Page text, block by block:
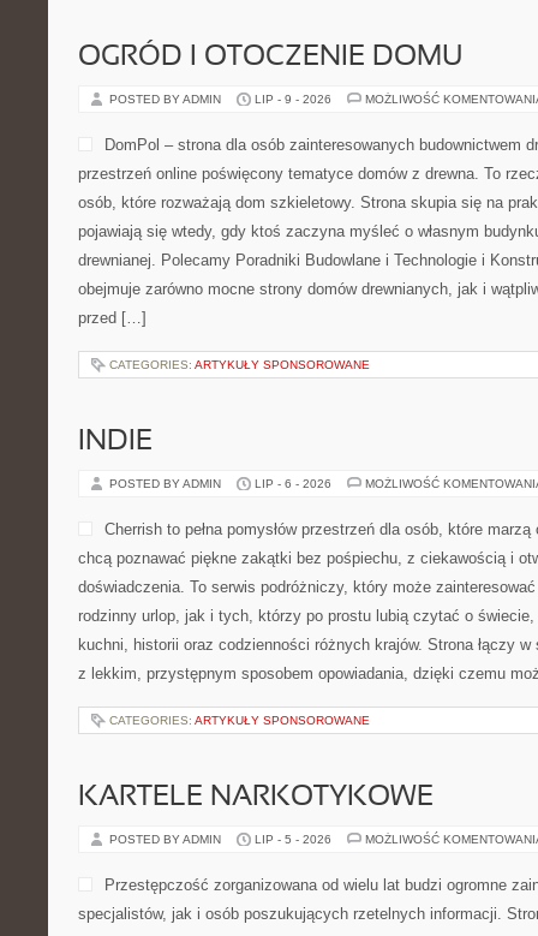
OGRÓD I OTOCZENIE DOMU
POSTED BY ADMIN LIP - 9 - 2026 MOŻLIWOŚĆ
DomPol – strona dla osób zainteresowanych budownictwem
przestrzeń online poświęcony tematyce domów z drewna. To
osób, które rozważają dom szkieletowy. Strona skupia się na
pojawiają się wtedy, gdy ktoś zaczyna myśleć o własnym
drewnianej. Polecamy Poradniki Budowlane i Technologie i
obejmuje zarówno mocne strony domów drewnianych, jak i
przed […]
CATEGORIES: ARTYKUŁY SPONSOROWANE
INDIE
POSTED BY ADMIN LIP - 6 - 2026 MOŻLIWOŚĆ
Cherrish to pełna pomysłów przestrzeń dla osób, które
chcą poznawać piękne zakątki bez pośpiechu, z ciekawością i
doświadczenia. To serwis podróżniczy, który może
rodzinny urlop, jak i tych, którzy po prostu lubią czytać o
kuchni, historii oraz codzienności różnych krajów. Strona łączy
z lekkim, przystępnym sposobem opowiadania, dzięki czemu
CATEGORIES: ARTYKUŁY SPONSOROWANE
KARTELE NARKOTYKOWE
POSTED BY ADMIN LIP - 5 - 2026 MOŻLIWOŚĆ
Przestępczość zorganizowana od wielu lat budzi ogromne
specjalistów, jak i osób poszukujących rzetelnych informacji.